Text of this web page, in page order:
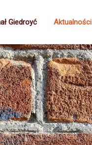
Giedroyć Aktualności